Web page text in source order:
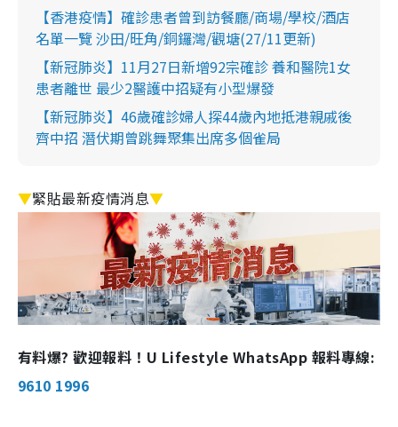
【香港疫情】確診患者曾到訪餐廳/商場/學校/酒店
名單一覽 沙田/旺角/銅鑼灣/觀塘(27/11更新)
【新冠肺炎】11月27日新增92宗確診 養和醫院1女
患者離世 最少2醫護中招疑有小型爆發
【新冠肺炎】46歲確診婦人探44歲內地抵港親戚後
齊中招 潛伏期曾跳舞聚集出席多個雀局
▼緊貼最新疫情消息▼
有料爆? 歡迎報料！U Lifestyle WhatsApp 報料專線:
9610 1996